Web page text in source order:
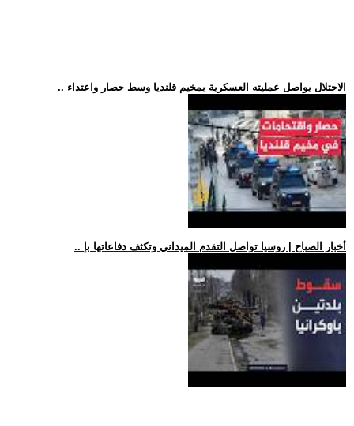
.. الاحتلال يواصل عمليته العسكرية بمخيم قلنديا وسط حصار واعتداء
.. أخبار الصباح | روسيا تواصل التقدم الميداني وتكثف دفاعاتها بإ